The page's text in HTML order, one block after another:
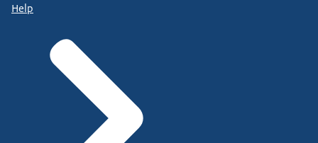
Help